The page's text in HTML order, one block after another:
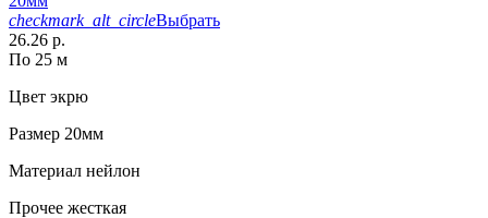
checkmark_alt_circleВыбрать
26.26 р.
По 25 м
Цвет экрю
Размер 20мм
Материал нейлон
Прочее жесткая